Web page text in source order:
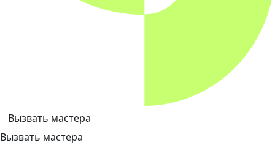
Вызвать мастера
Вызвать мастера